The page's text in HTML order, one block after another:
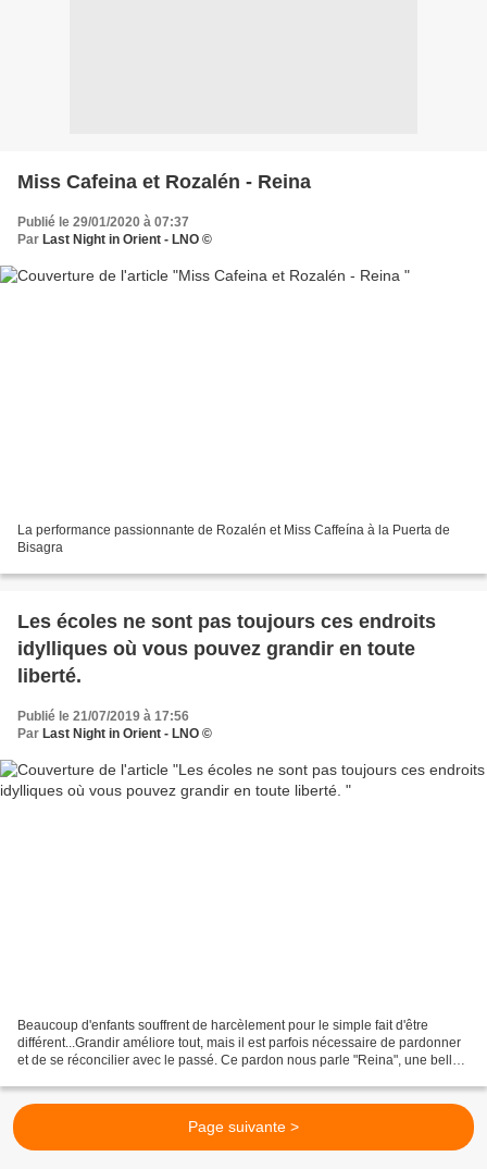
Miss Cafeina et Rozalén - Reina
Publié le 29/01/2020 à 07:37
Par Last Night in Orient - LNO ©
La performance passionnante de Rozalén et Miss Caffeína à la Puerta de
Bisagra
Les écoles ne sont pas toujours ces endroits
idylliques où vous pouvez grandir en toute
liberté.
Publié le 21/07/2019 à 17:56
Par Last Night in Orient - LNO ©
Beaucoup d'enfants souffrent de harcèlement pour le simple fait d'être
différent...Grandir améliore tout, mais il est parfois nécessaire de pardonner
et de se réconcilier avec le passé. Ce pardon nous parle "Reina", une belle
Page suivante >